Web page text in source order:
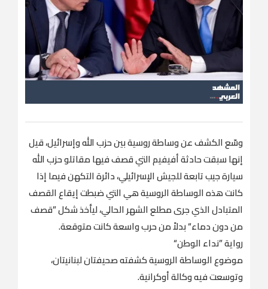
وسّع الكشف عن وساطة روسية بين حزب الله وإسرائيل، قيل
إنها سبقت حادثة أفيفيم التي قصف فيها مقاتلو حزب الله
سيارة جيب تابعة للجيش الإسرائيلي، دائرة التكهن فيما إذا
كانت هذه الوساطة الروسية هي التي ضبطت إيقاع القصف
المتبادل الذي جرى مطلع الشهر الحالي، ليأخذ شكل ”قصف
من دون دماء“ بدلاً من حرب واسعة كانت متوقعة.
رواية ”نداء الوطن“
موضوع الوساطة الروسية كشفته صحيفتان لبنانيتان،
وتوسعت فيه وكالة أوكرانية.